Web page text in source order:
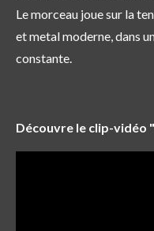
Le morceau joue sur la
et metal moderne, dans
constante.
Découvre le clip-vidéo